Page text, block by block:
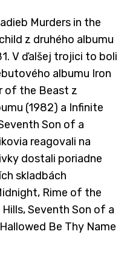
Murders in the
z druhého albumu
V ďalšej trojici to boli
albumu Iron
of the Beast z
(1982) a Infinite
Son of a
reagovali na
dostali poriadne
skladbách
Rime of the
Seventh Son of a
Be Thy Name